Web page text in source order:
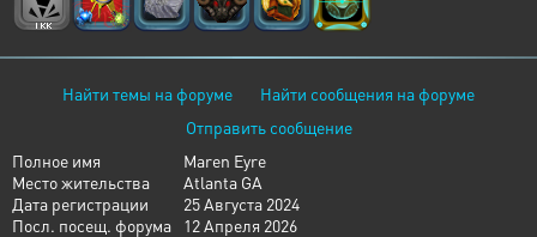
Найти темы на форуме
Найти сообщения на форуме
Отправить сообщение
Полное имя
Maren Eyre
Место жительства
Atlanta GA
Дата регистрации
25 Августа 2024
Посл. посещ. форума
12 Апреля 2026